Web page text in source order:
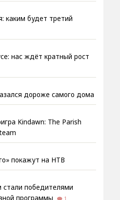
каким будет третий
нас ждёт кратный рост
дороже самого дома
Kindawn: The Parish
покажут на НТВ
стали победителями
программы
1